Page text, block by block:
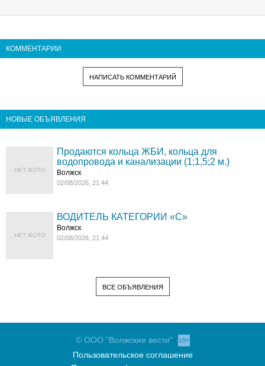
КОММЕНТАРИИ
НАПИСАТЬ КОММЕНТАРИЙ
НОВЫЕ ОБЪЯВЛЕНИЯ
НЕТ ФОТО
Продаются кольца ЖБИ, кольца для
водопровода и канализации (1;1,5;2 м.)
Волжск
02/08/2026, 21:44
НЕТ ФОТО
ВОДИТЕЛЬ КАТЕГОРИИ «C»
Волжск
02/08/2026, 21:44
ВСЕ ОБЪЯВЛЕНИЯ
© ООО "Волжские вести" 16+
Пользовательское соглашение